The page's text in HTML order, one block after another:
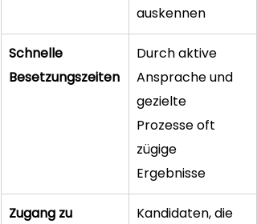
auskennen
Schnelle
Besetzungszeiten
Durch aktive
Ansprache und
gezielte
Prozesse oft
zügige
Ergebnisse
Zugang zu
Kandidaten, die